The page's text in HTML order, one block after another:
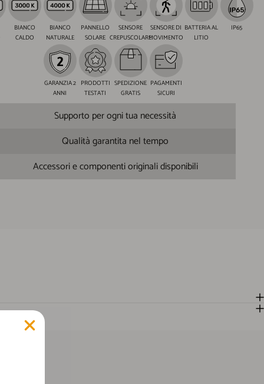
BIANCO
CALDO
BIANCO
NATURALE
PANNELLO
SOLARE
SENSORE
CREPUSCOLARE
SENSORE DI
MOVIMENTO
BATTERIA AL
LITIO
IP65
GARANZIA 2
ANNI
PRODOTTI
TESTATI
SPEDIZIONE
GRATIS
PAGAMENTI
SICURI
Supporto per ogni tua necessità
Qualità garantita nel tempo
Accessori e componenti originali disponibili